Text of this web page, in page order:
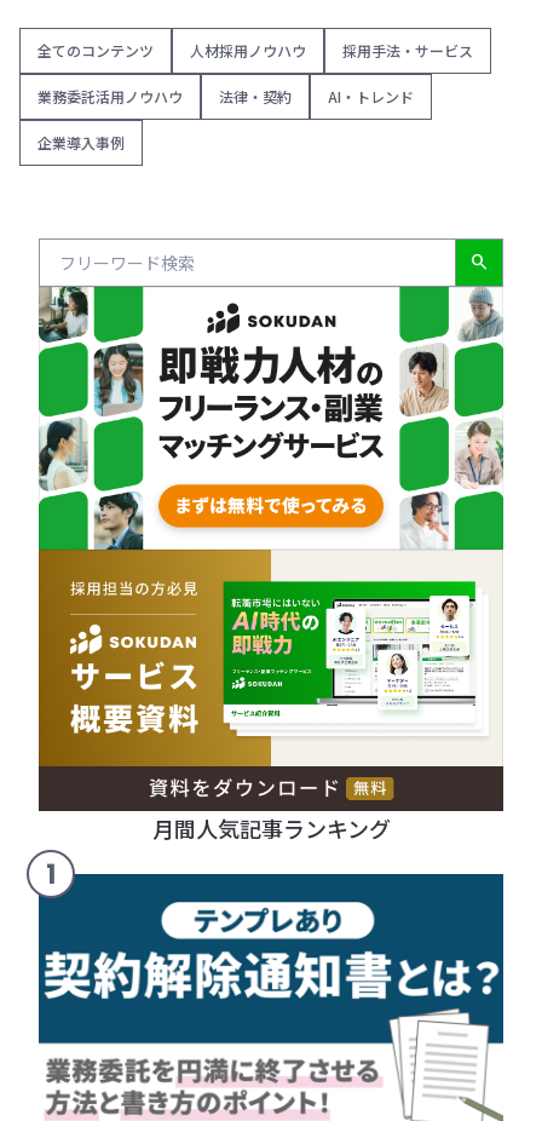
全てのコンテンツ 人材採用ノウハウ 採用手法・サービス
業務委託活用ノウハウ 法律・契約 AI・トレンド
企業導入事例
search
月間人気記事ランキング
1